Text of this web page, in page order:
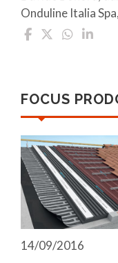
Onduline Italia
FOCUS
14/09/2016